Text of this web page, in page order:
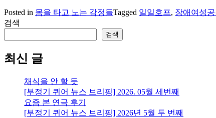
Posted in 몸을 타고 노는 감정들Tagged 일일호프, 장애여성
검색
검색
최신 글
채식을 안 할 듯
[부정기 퀴어 뉴스 브리핑] 2026. 05월 세번째
요즘 본 연극 후기
[부정기 퀴어 뉴스 브리핑] 2026년 5월 두 번째